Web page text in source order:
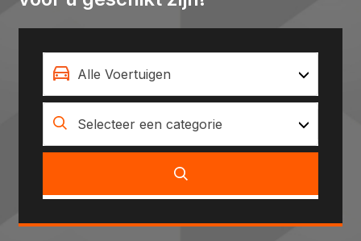
Alle Voertuigen
Selecteer een categorie